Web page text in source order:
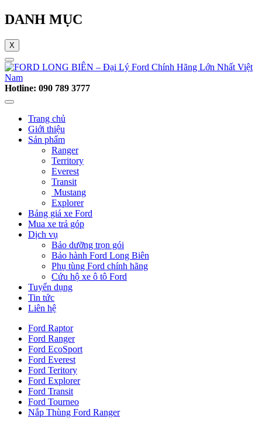
DANH MỤC
X
Hotline: 090 789 3777
Trang chủ
Giới thiệu
Sản phẩm
Ranger
Territory
Everest
Transit
Mustang
Explorer
Bảng giá xe Ford
Mua xe trả góp
Dịch vụ
Bảo dưỡng trọn gói
Bảo hành Ford Long Biên
Phụ tùng Ford chính hãng
Cứu hộ xe ô tô Ford
Tuyển dụng
Tin tức
Liên hệ
Ford Raptor
Ford Ranger
Ford EcoSport
Ford Everest
Ford Teritory
Ford Explorer
Ford Transit
Ford Tourneo
Nắp Thùng Ford Ranger